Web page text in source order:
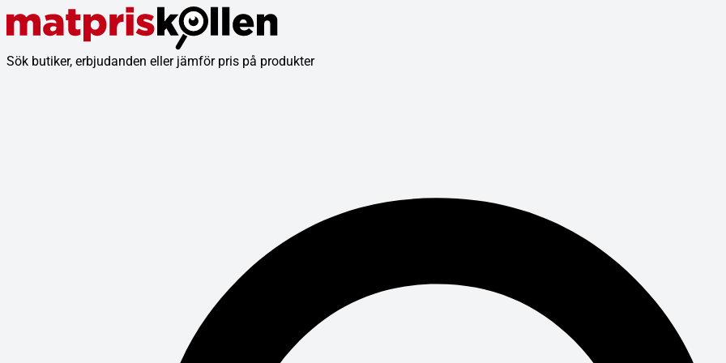
Sök butiker, erbjudanden eller jämför pris på produkter